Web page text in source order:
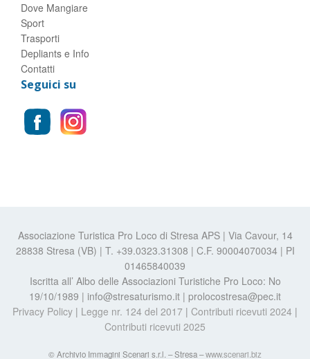
Dove Mangiare
Sport
Trasporti
Depliants e Info
Contatti
Seguici su
Associazione Turistica Pro Loco di Stresa APS | Via Cavour, 14
28838 Stresa (VB) | T. +39.0323.31308 | C.F. 90004070034 | PI
01465840039
Iscritta all’ Albo delle Associazioni Turistiche Pro Loco: No
19/10/1989 | info@stresaturismo.it | prolocostresa@pec.it
Privacy Policy | Legge nr. 124 del 2017 | Contributi ricevuti 2024 |
Contributi ricevuti 2025
© Archivio Immagini Scenari s.r.l. – Stresa –www.scenari.biz